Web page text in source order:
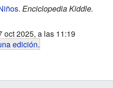
. Enciclopedia Kiddle.
oct 2025, a las 11:19
edición.